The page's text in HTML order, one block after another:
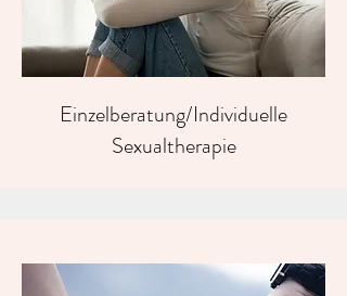
Einzelberatung/Individuelle
Sexualtherapie